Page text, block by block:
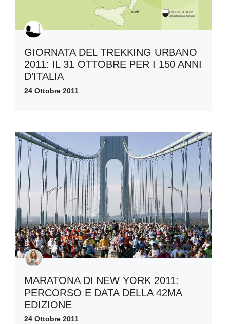
GIORNATA DEL TREKKING URBANO
2011: IL 31 OTTOBRE PER I 150 ANNI
D’ITALIA
24 Ottobre 2011
MARATONA DI NEW YORK 2011:
PERCORSO E DATA DELLA 42MA
EDIZIONE
24 Ottobre 2011